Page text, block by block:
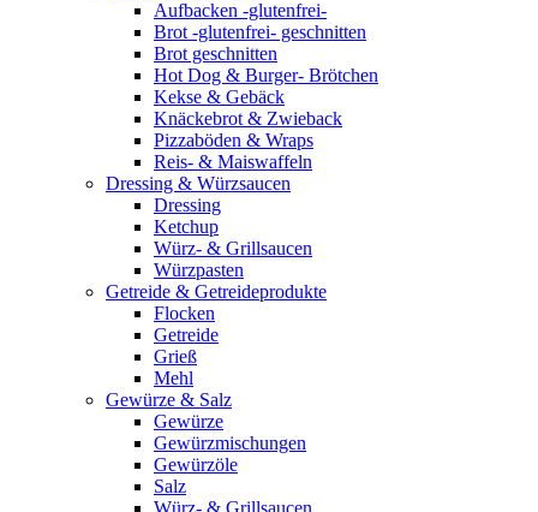
Aufbacken -glutenfrei-
Brot -glutenfrei- geschnitten
Brot geschnitten
Hot Dog & Burger- Brötchen
Kekse & Gebäck
Knäckebrot & Zwieback
Pizzaböden & Wraps
Reis- & Maiswaffeln
Dressing & Würzsaucen
Dressing
Ketchup
Würz- & Grillsaucen
Würzpasten
Getreide & Getreideprodukte
Flocken
Getreide
Grieß
Mehl
Gewürze & Salz
Gewürze
Gewürzmischungen
Gewürzöle
Salz
Würz- & Grillsaucen